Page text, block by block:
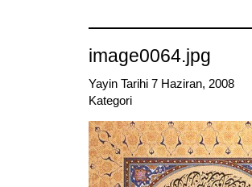
image0064.jpg
Yayin Tarihi 7 Haziran, 2008
Kategori